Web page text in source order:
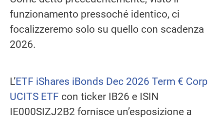
funzionamento pressoché identico, ci
focalizzeremo solo su quello con scadenza
2026.
L’ETF iShares iBonds Dec 2026 Term € Corp
UCITS ETF con ticker IB26 e ISIN
IE000SIZJ2B2 fornisce un’esposizione a